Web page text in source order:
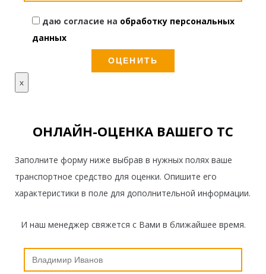
даю согласие на обработку персональных
данных
x
ОНЛАЙН-ОЦЕНКА ВАШЕГО ТС
Заполните форму ниже выбрав в нужных полях ваше
транспортное средство для оценки. Опишите его
характеристики в поле для дополнительной информации.
И наш менеджер свяжется с Вами в ближайшее время.